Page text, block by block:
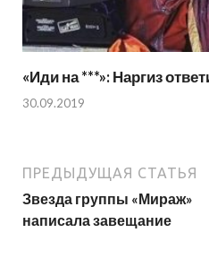
«Иди на ***»: Наргиз
30.09.2019
ПРЕДЫДУЩАЯ СТАТЬЯ
Звезда группы «Мираж»
написала завещание